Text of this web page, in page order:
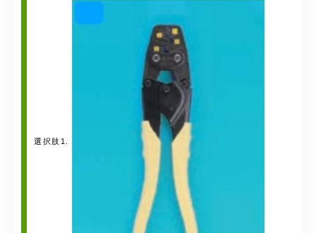
選択肢1.